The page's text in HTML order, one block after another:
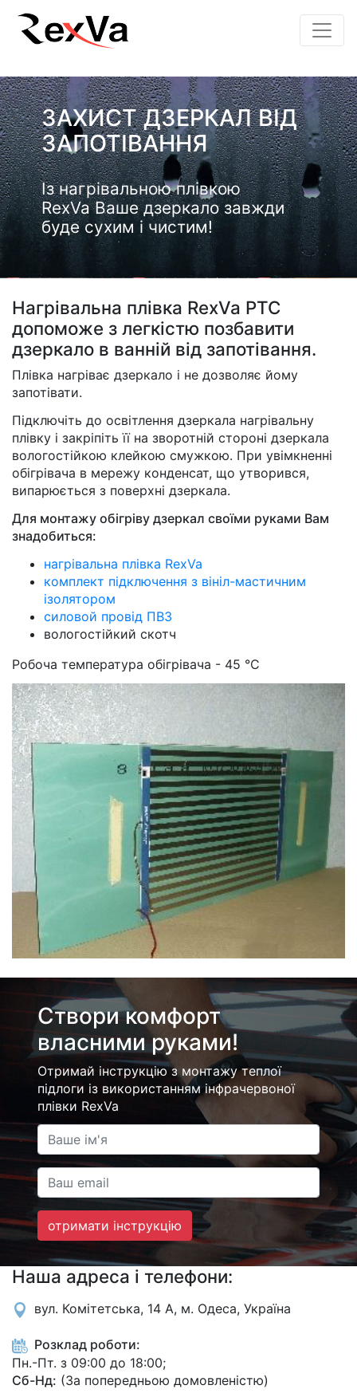
ЗАХИСТ ДЗЕРКАЛ ВІД
ЗАПОТІВАННЯ
Із нагрівальною плівкою
RexVa Ваше дзеркало завжди
буде сухим і чистим!
Нагрівальна плівка RexVa PTC
допоможе з легкістю позбавити
дзеркало в ванній від запотівання.
Плівка нагріває дзеркало і не дозволяє йому
запотівати.
Підключіть до освітлення дзеркала нагрівальну
плівку і закріпіть її на зворотній стороні дзеркала
вологостійкою клейкою смужкою. При увімкненні
обігрівача в мережу конденсат, що утворився,
випарюється з поверхні дзеркала.
Для монтажу обігріву дзеркал своїми руками Вам
знадобиться:
нагрівальна плівка RexVa
комплект підключення з вініл-мастичним
ізолятором
силовой провід ПВ3
вологостійкий скотч
Робоча температура обігрівача - 45 °С
Створи комфорт
власними руками!
Отримай інструкцію з монтажу теплої
підлоги із використанням інфрачервоної
плівки RexVa
отримати інструкцію
Наша адреса і телефони:
вул. Комітетська, 14 А, м. Одеса, Україна
Розклад роботи:
Пн.-Пт. з 09:00 до 18:00;
Сб-Нд: (За попередньою домовленістю)